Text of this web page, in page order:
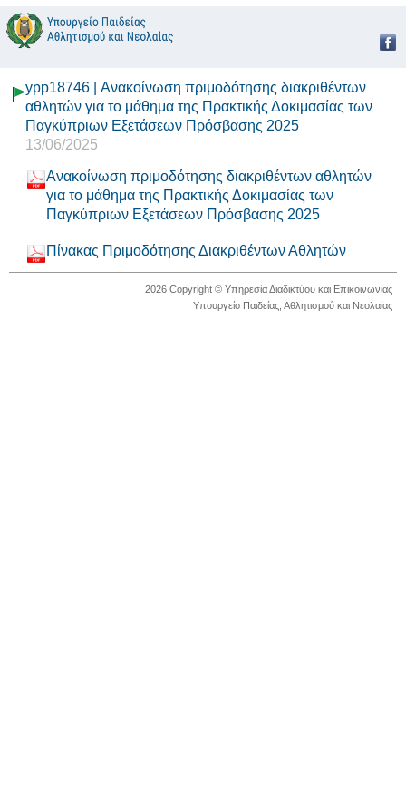
ypp18746 | Ανακοίνωση πριμοδότησης διακριθέντων
αθλητών για το μάθημα της Πρακτικής Δοκιμασίας των
Παγκύπριων Εξετάσεων Πρόσβασης 2025
13/06/2025
Ανακοίνωση πριμοδότησης διακριθέντων αθλητών
για το μάθημα της Πρακτικής Δοκιμασίας των
Παγκύπριων Εξετάσεων Πρόσβασης 2025
Πίνακας Πριμοδότησης Διακριθέντων Αθλητών
2026 Copyright © Υπηρεσία Διαδικτύου και Επικοινωνίας
Υπουργείο Παιδείας, Αθλητισμού και Νεολαίας